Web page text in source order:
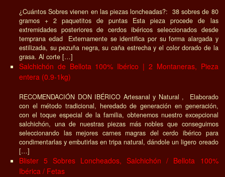
¿Cuántos Sobres vienen en las piezas loncheadas?: 38 sobres de 80
gramos + 2 paquetitos de puntas Esta pieza procede de las
extremidades posteriores de cerdos ibéricos seleccionados desde
temprana edad Externamente se identifica por su forma alargada y
estilizada, su pezuña negra, su caña estrecha y el color dorado de la
grasa. Al corte […]
Salchichón de Bellota 100% Ibérico | 2 Montaneras, Pieza
entera (0.9-1kg)
RECOMENDACIÓN DON IBÉRICO Artesanal y Natural , Elaborado
con el método tradicional, heredado de generación en generación,
con el toque especial de la familia, obtenemos nuestro excepcional
salchichón, una de nuestras piezas más nobles que conseguimos
seleccionando las mejores carnes magras del cerdo ibérico para
condimentarlas y embutirlas en tripa natural, dándole un ligero oreado
[…]
Blister 5 Sobres Loncheados, Salchichón / Bellota 100%
Ibérica / Fetas